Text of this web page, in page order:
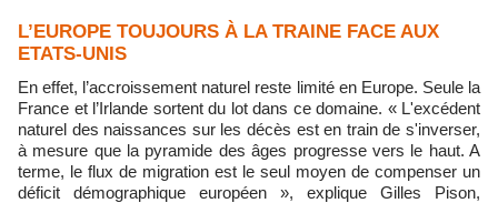
L’EUROPE TOUJOURS À LA TRAINE FACE AUX
ETATS-UNIS
En effet, l’accroissement naturel reste limité en Europe. Seule la
France et l’Irlande sortent du lot dans ce domaine. « L'excédent
naturel des naissances sur les décès est en train de s'inverser,
à mesure que la pyramide des âges progresse vers le haut. A
terme, le flux de migration est le seul moyen de compenser un
déficit démographique européen », explique Gilles Pison,